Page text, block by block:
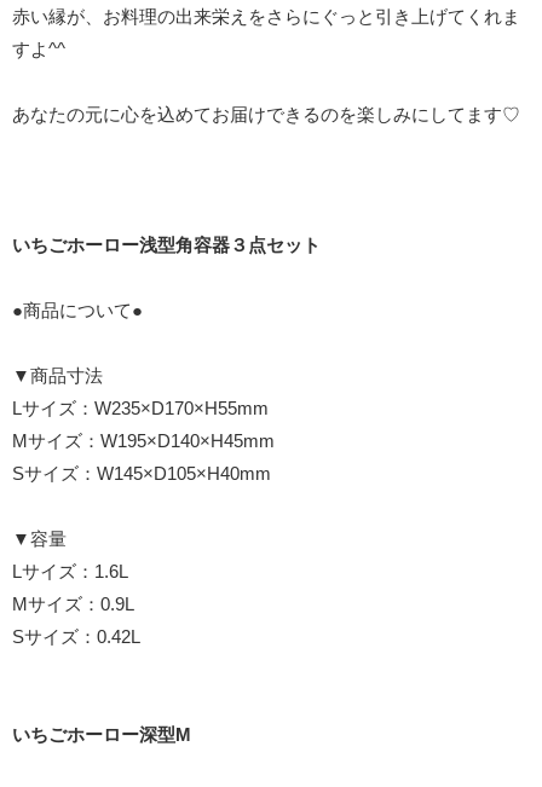
赤い縁が、お料理の出来栄えをさらにぐっと引き上げてくれま
すよ^^
あなたの元に心を込めてお届けできるのを楽しみにしてます♡
いちごホーロー浅型角容器３点セット
●商品について●
▼商品寸法
Lサイズ：W235×D170×H55mm
Mサイズ：W195×D140×H45mm
Sサイズ：W145×D105×H40mm
▼容量
Lサイズ：1.6L
Mサイズ：0.9L
Sサイズ：0.42L
いちごホーロー深型M